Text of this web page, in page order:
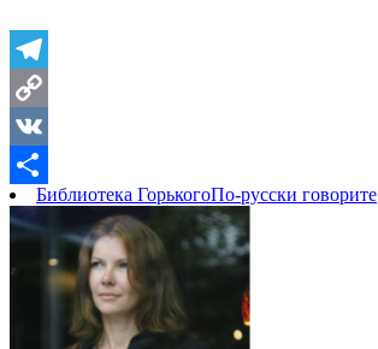
Telegram
Copy
Link
VK
Отправить
Библиотека ГорькогоПо-русски говорите